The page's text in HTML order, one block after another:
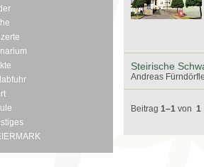
Steirische
Andreas
Beitrag 1–1 von 1